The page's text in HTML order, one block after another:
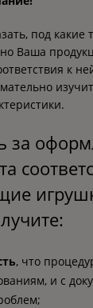
под какие
Ваша
к
за
, что
и с